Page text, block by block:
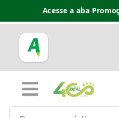
Acesse a aba